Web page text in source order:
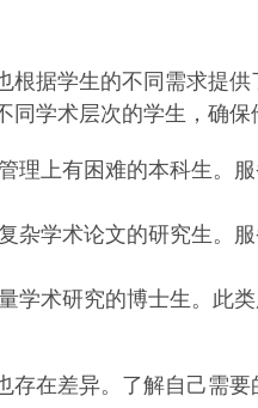
据学生的不同需求提
学术层次的学生，确保
理上有困难的本科生。
杂学术论文的研究生。
学术研究的博士生。此
在差异。了解自己需